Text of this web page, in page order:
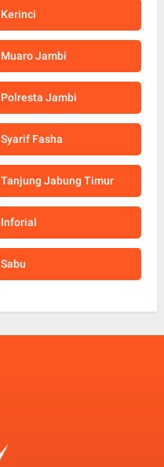
Kerinci
Muaro Jambi
Polresta Jambi
Syarif Fasha
Tanjung Jabung Timur
Inforial
Sabu